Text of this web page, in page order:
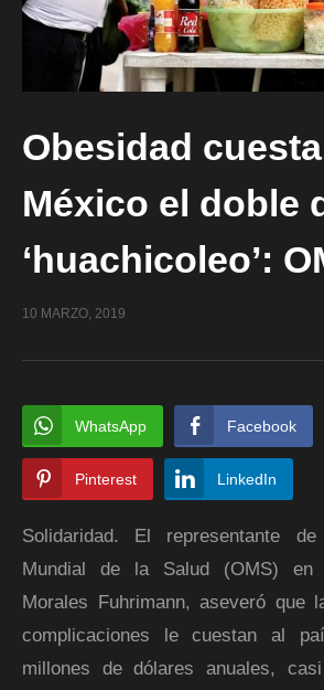
Obesidad
México el doble
‘huachicoleo’:
10 MARZO, 2019
WhatsApp Facebook
Pinterest LinkedIn
Solidaridad. El representante
Mundial de la Salud (OMS) en
Morales Fuhrimann, aseveró que
complicaciones le cuestan al
millones de dólares anuales,